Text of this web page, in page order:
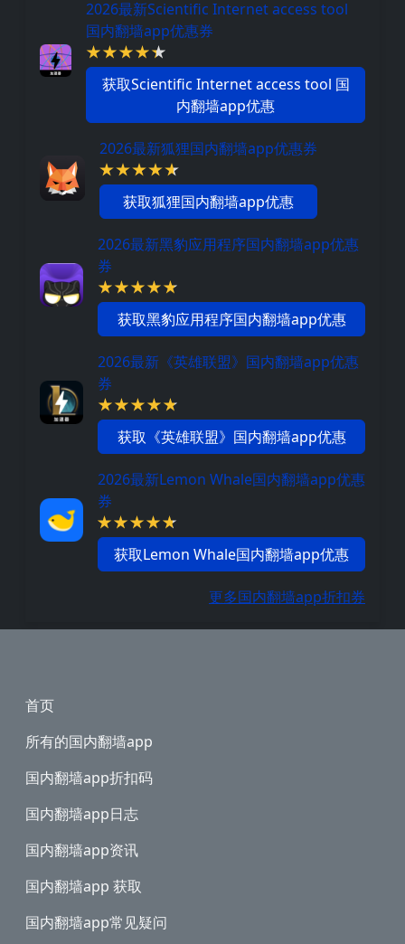
2026最新Scientific Internet access tool
国内翻墙app优惠券
获取Scientific Internet access tool 国
内翻墙app优惠
2026最新狐狸国内翻墙app优惠券
获取狐狸国内翻墙app优惠
2026最新黑豹应用程序国内翻墙app优惠
券
获取黑豹应用程序国内翻墙app优惠
2026最新《英雄联盟》国内翻墙app优惠
券
获取《英雄联盟》国内翻墙app优惠
2026最新Lemon Whale国内翻墙app优惠
券
获取Lemon Whale国内翻墙app优惠
更多国内翻墙app折扣券
Footer
首页
所有的国内翻墙app
国内翻墙app折扣码
国内翻墙app日志
国内翻墙app资讯
国内翻墙app 获取
国内翻墙app常见疑问